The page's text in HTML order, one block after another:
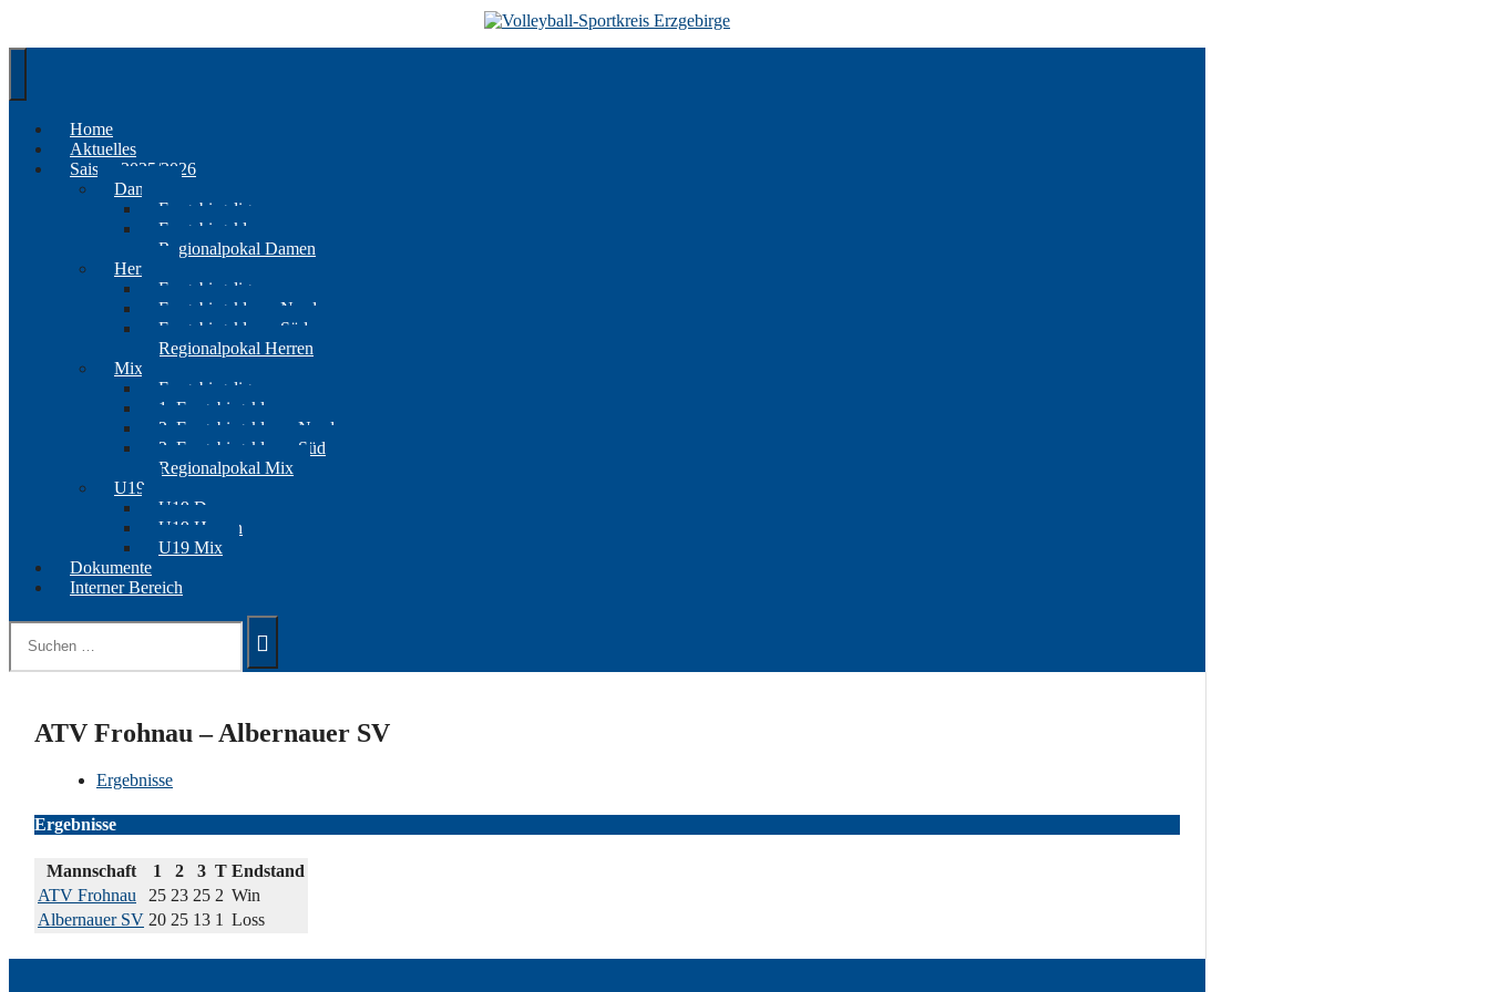
Home
Aktuelles
Saison 2025/2026
Damen
Erzgebirgsliga
Erzgebirgsklasse
Regionalpokal Damen
Herren
Erzgebirgsliga
Erzgebirgsklasse Nord
Erzgebirgsklasse Süd
Regionalpokal Herren
Mix
Erzgebirgsliga
1. Erzgebirgsklasse
2. Erzgebirgsklasse Nord
2. Erzgebirgsklasse Süd
Regionalpokal Mix
U19
U19 Damen
U19 Herren
U19 Mix
Dokumente
Interner Bereich
Suchen
nach:
ATV Frohnau – Albernauer SV
Ergebnisse
Ergebnisse
Mannschaft 1 2 3 T Endstand
ATV Frohnau
25 23 25 2 Win
Albernauer SV 20 25 13 1 Loss